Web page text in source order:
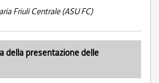
Friuli Centrale (ASU FC)
della presentazione delle